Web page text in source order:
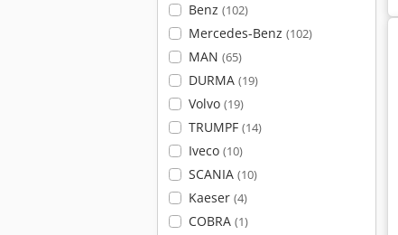
Benz (102)
Mercedes-Benz (102)
MAN (65)
DURMA (19)
Volvo (19)
TRUMPF (14)
Iveco (10)
SCANIA (10)
Kaeser (4)
COBRA (1)